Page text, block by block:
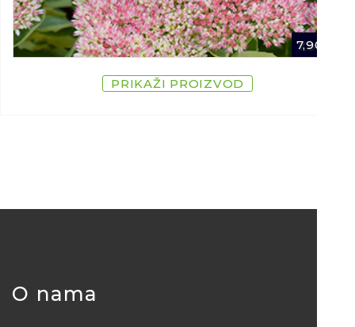
7,90
PRIKAŽI PROIZVOD
O nama